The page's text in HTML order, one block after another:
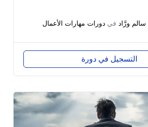
سالم ورَّادفي دورات مهارات الأعمال
التسجيل في دورة